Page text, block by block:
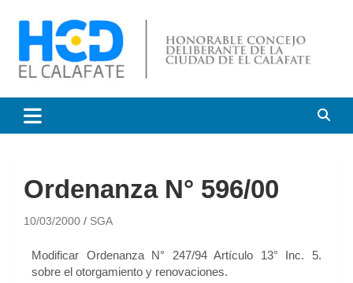
Honorable Concejo
Deliberante de El Calafate
Ordenanza N° 596/00
10/03/2000 SGA
Modificar Ordenanza N° 247/94 Artículo 13° Inc. 5.
sobre el otorgamiento y renovaciones.